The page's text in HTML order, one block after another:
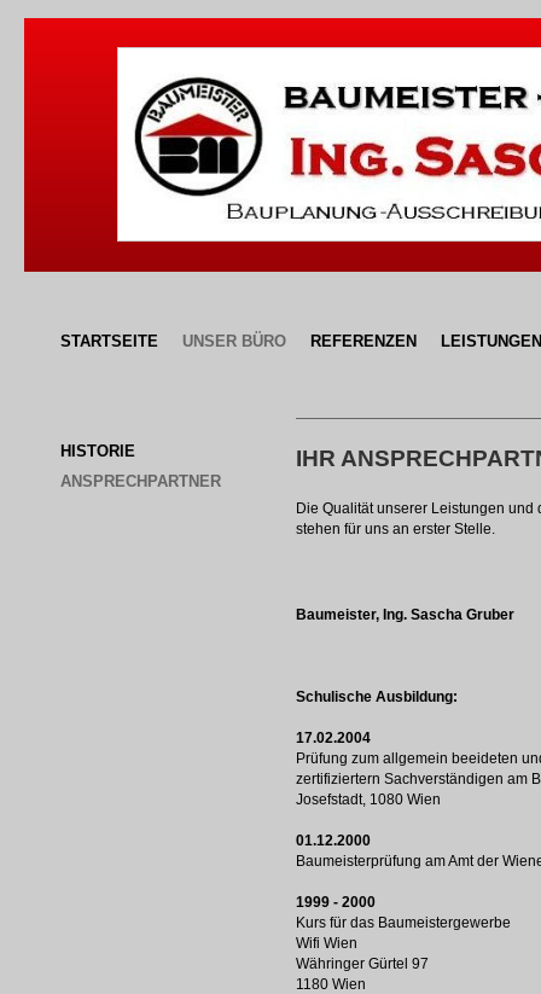
STARTSEITE UNSER BÜRO REFERENZEN LEISTUNGEN
HISTORIE
ANSPRECHPARTNER
IHR
Die Qualität unserer Leistungen
stehen für uns an erster Stelle.
Baumeister, Ing. Sascha Gruber
Schulische Ausbildung:
17.02.2004
Prüfung zum allgemein beeideten
zertifiziertern Sachverständigen am
Josefstadt, 1080 Wien
01.12.2000
Baumeisterprüfung am Amt der
1999 - 2000
Kurs für das Baumeistergewerbe
Wifi Wien
Währinger Gürtel 97
1180 Wien